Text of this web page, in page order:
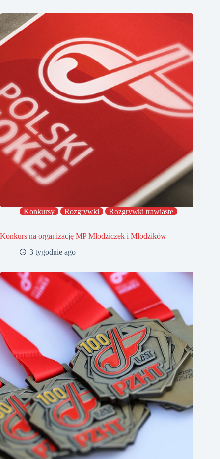
Konkursy Rozgrywki Rozgrywki trawiaste
Konkurs na organizację MP Młodziczek i Młodzików
3 tygodnie ago